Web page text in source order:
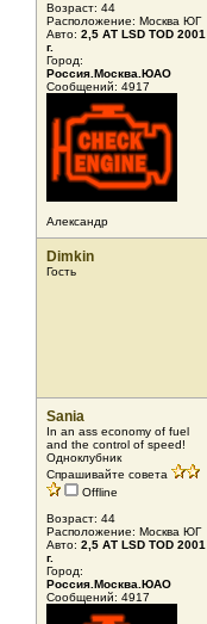
Возраст: 44
Расположение: Москва ЮГ
Авто: 2,5 АТ LSD TOD 2001
г.
Город:
Россия.Москва.ЮАО
Сообщений: 4917
Александр
Dimkin
Гость
Sania
In an ass economy of fuel
and the control of speed!
Одноклубник
Спрашивайте совета
Offline
Возраст: 44
Расположение: Москва ЮГ
Авто: 2,5 АТ LSD TOD 2001
г.
Город:
Россия.Москва.ЮАО
Сообщений: 4917